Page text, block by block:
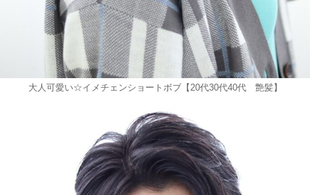
大人可愛い☆イメチェンショートボブ【20代30代40代 艶髪】